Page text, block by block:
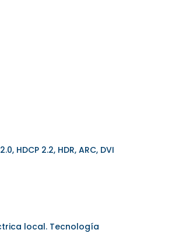
2.2, HDR, ARC, DVI
local. Tecnología